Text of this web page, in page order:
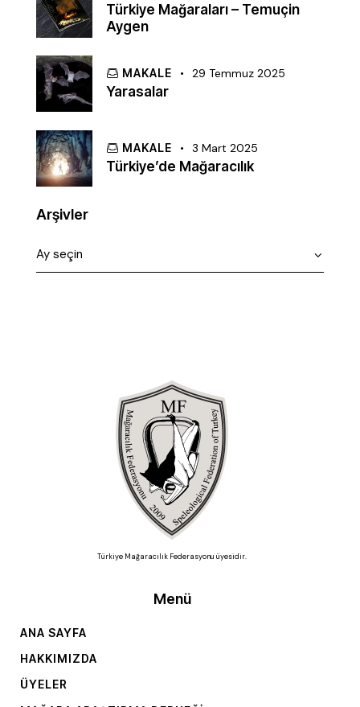
Türkiye Mağaraları – Temuçin
Aygen
MAKALE 29 Temmuz 2025
Yarasalar
MAKALE 3 Mart 2025
Türkiye’de Mağaracılık
Arşivler
Türkiye Mağaracılık Federasyonu üyesidir.
Menü
ANA SAYFA
HAKKIMIZDA
ÜYELER